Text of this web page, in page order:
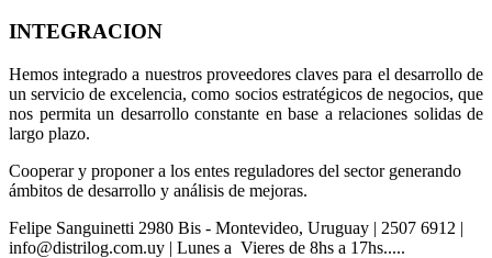
INTEGRACION
Hemos integrado a nuestros proveedores claves para el desarrollo de
un servicio de excelencia, como socios estratégicos de negocios, que
nos permita un desarrollo constante en base a relaciones solidas de
largo plazo.
Cooperar y proponer a los entes reguladores del sector generando
ámbitos de desarrollo y análisis de mejoras.
Felipe Sanguinetti 2980 Bis - Montevideo, Uruguay | 2507 6912 |
info@distrilog.com.uy | Lunes a Vieres de 8hs a 17hs.....